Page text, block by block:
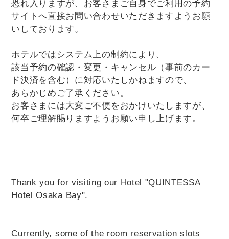
恐れ入りますが、お客さまご自身でご利用の予約
サイトへ直接お問い合わせいただきますようお願
いしております。
ホテルではシステム上の制約により、
該当予約の確認・変更・キャンセル（事前のカー
ド決済を含む）に対応いたしかねますので、
あらかじめご了承ください。
お客さまには大変ご不便をおかけいたしますが、
何卒ご理解賜りますようお願い申し上げます。
Thank you for visiting our Hotel "QUINTESSA
Hotel Osaka Bay".
Currently, some of the room reservation slots